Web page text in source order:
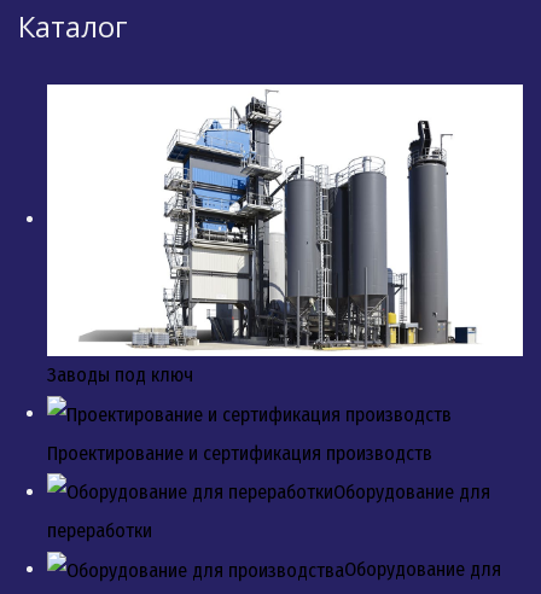
Каталог
Заводы под ключ
Проектирование и сертификация производств
Оборудование для
переработки
Оборудование для